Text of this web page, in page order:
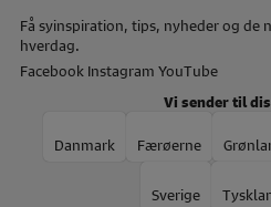
Få syinspiration, tips, nyheder og de
hverdag.
Facebook Instagram YouTube
Vi sender til
Danmark Færøerne
Sverige